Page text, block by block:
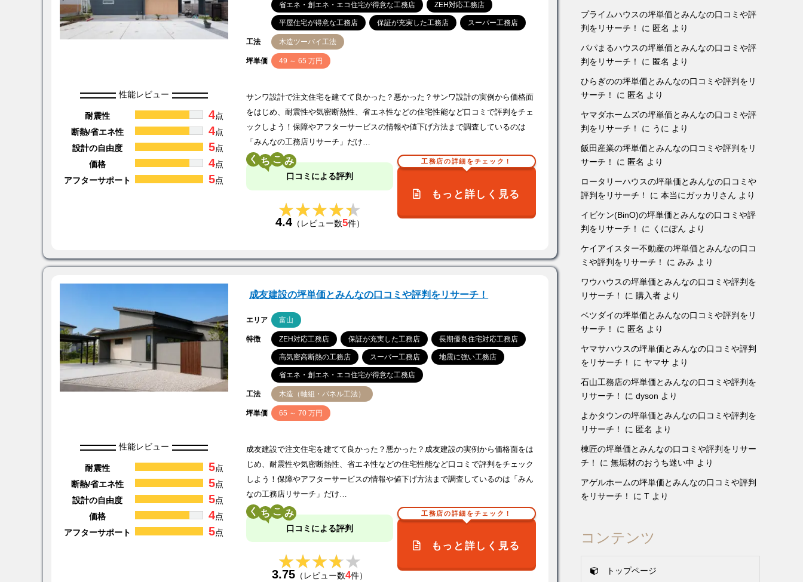
省エネ・創エネ・エコ住宅が得意な工務店 ZEH対応工務店
平屋住宅が得意な工務店 保証が充実した工務店 スーパー工務店
工法 木造ツーバイ工法
坪単価 49 ～ 65 万円
性能レビュー
耐震性 4点
断熱/省エネ性
4点
設計の自由度
5点
価格
4点
アフターサポート
5点
サンワ設計で注文住宅を建てて良かった？悪かった？サンワ設計の実例から価格面
をはじめ、耐震性や気密断熱性、省エネ性などの住宅性能など口コミで評判をチェ
ックしよう！保障やアフターサービスの情報や値下げ方法まで調査しているのは
「みんなの工務店リサーチ」だけ…
く こ
口コミによる評判
★★★★★
★★★★★
4.4（レビュー数5件）
工務店の詳細をチェック！
もっと詳しく見る
成友建設の坪単価とみんなの口コミや評判をリサーチ！
エリア 富山
特徴 ZEH対応工務店 保証が充実した工務店 長期優良住宅対応工務店
高気密高断熱の工務店 スーパー工務店 地震に強い工務店
省エネ・創エネ・エコ住宅が得意な工務店
工法 木造（軸組・パネル工法）
坪単価 65 ～ 70 万円
性能レビュー
耐震性 5点
断熱/省エネ性
5点
設計の自由度
5点
価格
4点
アフターサポート
5点
成友建設で注文住宅を建てて良かった？悪かった？成友建設の実例から価格面をは
じめ、耐震性や気密断熱性、省エネ性などの住宅性能など口コミで評判をチェック
しよう！保障やアフターサービスの情報や値下げ方法まで調査しているのは「みん
なの工務店リサーチ」だけ…
く こ
口コミによる評判
★★★★★
★★★★★
3.75 （レビュー数4件）
工務店の詳細をチェック！
もっと詳しく見る
プライムハウスの坪単価とみんなの口コミや評
判をリサーチ！
に 匿名 より
パパまるハウスの坪単価とみんなの口コミや評
判をリサーチ！
に 匿名 より
ひらぎのの坪単価とみんなの口コミや評判をリ
サーチ！
に 匿名 より
ヤマダホームズの坪単価とみんなの口コミや評
判をリサーチ！
に うに より
飯田産業の坪単価とみんなの口コミや評判をリ
サーチ！
に 匿名 より
ロータリーハウスの坪単価とみんなの口コミや
評判をリサーチ！
に 本当にガッカリさん より
イビケン(BinO)の坪単価とみんなの口コミや評
判をリサーチ！
に くにぽん より
ケイアイスター不動産の坪単価とみんなの口コ
ミや評判をリサーチ！
に みみ より
ワウハウスの坪単価とみんなの口コミや評判を
リサーチ！
に 購入者 より
ベツダイの坪単価とみんなの口コミや評判をリ
サーチ！
に 匿名 より
ヤマサハウスの坪単価とみんなの口コミや評判
をリサーチ！
に ヤマサ より
石山工務店の坪単価とみんなの口コミや評判を
リサーチ！
に dyson より
よかタウンの坪単価とみんなの口コミや評判を
リサーチ！
に 匿名 より
棟匠の坪単価とみんなの口コミや評判をリサー
チ！
に 無垢材のおうち迷い中 より
アゲルホームの坪単価とみんなの口コミや評判
をリサーチ！
に T より
コンテンツ
トップページ